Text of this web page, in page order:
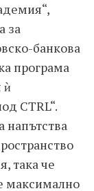
за
банкова
програма
ѝ
CTRL“.
напътства
така че
максимално